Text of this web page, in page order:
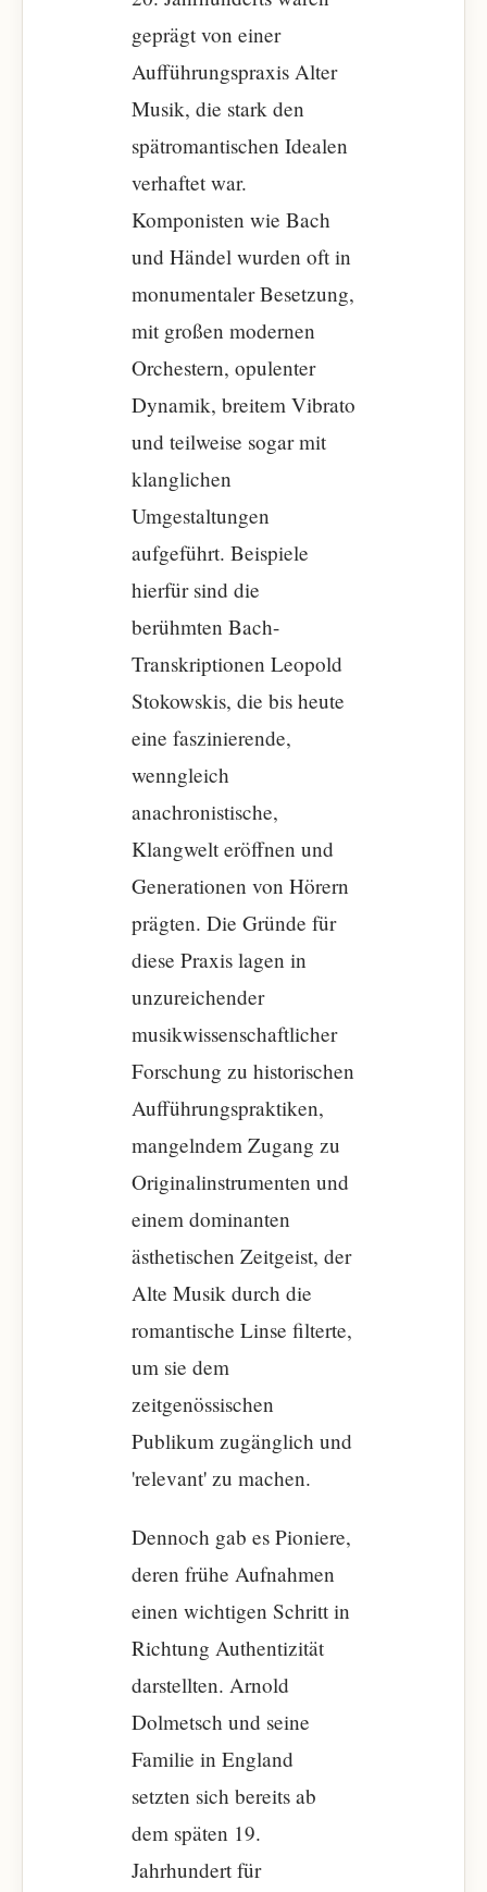
geprägt von einer
Aufführungspraxis Alter
Musik, die stark den
spätromantischen Idealen
verhaftet war.
Komponisten wie Bach
und Händel wurden oft in
monumentaler Besetzung,
mit großen modernen
Orchestern, opulenter
Dynamik, breitem Vibrato
und teilweise sogar mit
klanglichen
Umgestaltungen
aufgeführt. Beispiele
hierfür sind die
berühmten Bach-
Transkriptionen Leopold
Stokowskis, die bis heute
eine faszinierende,
wenngleich
anachronistische,
Klangwelt eröffnen und
Generationen von Hörern
prägten. Die Gründe für
diese Praxis lagen in
unzureichender
musikwissenschaftlicher
Forschung zu historischen
Aufführungspraktiken,
mangelndem Zugang zu
Originalinstrumenten und
einem dominanten
ästhetischen Zeitgeist, der
Alte Musik durch die
romantische Linse filterte,
um sie dem
zeitgenössischen
Publikum zugänglich und
'relevant' zu machen.
Dennoch gab es Pioniere,
deren frühe Aufnahmen
einen wichtigen Schritt in
Richtung Authentizität
darstellten. Arnold
Dolmetsch und seine
Familie in England
setzten sich bereits ab
dem späten 19.
Jahrhundert für